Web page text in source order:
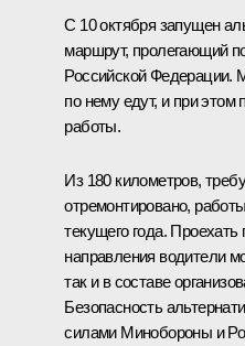
С 10 октября запущен
маршрут, пролегающий
Российской Федерации.
по нему едут, и при
работы.
Из 180 километров,
отремонтировано,
текущего года.
направления водители
так и в составе
Безопасность
силами Минобороны и